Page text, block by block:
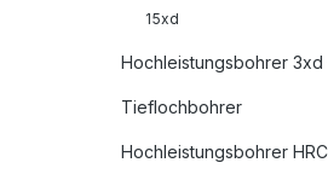
15xd
Hochleistungsbohrer
Tieflochbohrer
Hochleistungsbohrer HRC